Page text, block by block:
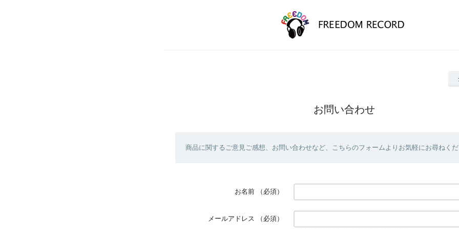
お問い合わせ
商品に関するご意見ご感想、お問い合わせなど、こちらのフォームよりお気軽にお尋ねくだ
お名前 （必須）
メールアドレス （必須）